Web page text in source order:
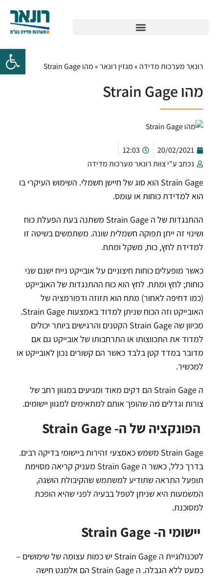
רונאר מערכות מדידה »מגזין רונאר»מהו Strain Gage
מהו Strain Gage
20/02/2021
12:03
נכתב ע"י צוות רונאר מערכות מדידה
Strain Gage הוא סוג של חיישן חשמלי. השימוש העיקרי בו
הוא למדידת כוחות או עומס.
ההתנגדות של ה Strain Gage משתנה בעת הפעלת כוח
ושינוי זה ייתן תפוקה חשמלית שונה. משתמשים בשיטה זו
למדידת לחץ, כוח, משקל ומתח.
כאשר מופעלים כוחות חיצוניים על אובייקט נייח ישנם שני
כוחות; לחץ ומתח. לחץ הוא כוח ההתנגדות של האובייקט
(כמו דחיפה לאחור) מתח הוא תזוזה ודפורמציה של
האובייקט וזה הכוח שניתן למדוד באמצעות Strain Gage.
מכיוון שה Strain Gage הקטנים והרגישים ביותר יכולים
למדוד את התכווצותו או התרחבותו של אובייקט גם אם
מדובר במדד קטן בלבד כאשר הם קשורים נכון לאובייקט או
למכשיר.
ה Strain Gage הם דקים מאוד ומגיעים במגוון רחב של
צורות וגדלים מה שהופך אותם למתאימים למגוון יישומים.
הפונקציה של ה- Strain Gage
Strain Gage משמש כאמצעי זהירות ביישומי בדיקה רבים.
בדרך כלל, כאשר ה Strain Gage מעניק קריאה מסוימת
תופעל התראה שתודיע למשתמש שהקיבולת הושגה,
המשמעות היא שניתן לטפל בבעיה לפני שהיא הופכת
למסוכנת.
יישומי ה- Strain Gage
לטכנולוגיית ה Strain Gage יש כמות עצומה של שימושים –
כמעט ללא הגבלה. ה Strain Gage הם אלמנט חישה